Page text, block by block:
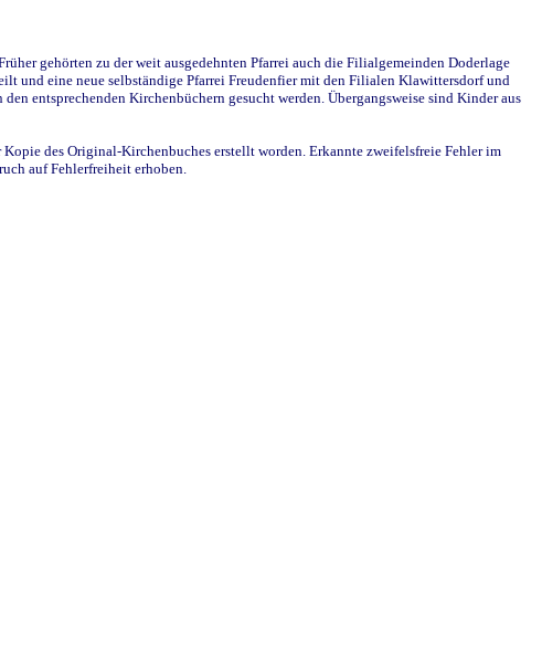
gehörten zu der weit ausgedehnten Pfarrei auch die Filialgemeinden Doderlage
und eine neue selbständige Pfarrei Freudenfier mit den Filialen Klawittersdorf und
entsprechenden Kirchenbüchern gesucht werden. Übergangsweise sind Kinder aus
des Original-Kirchenbuches erstellt worden. Erkannte zweifelsfreie Fehler im
auf Fehlerfreiheit erhoben.